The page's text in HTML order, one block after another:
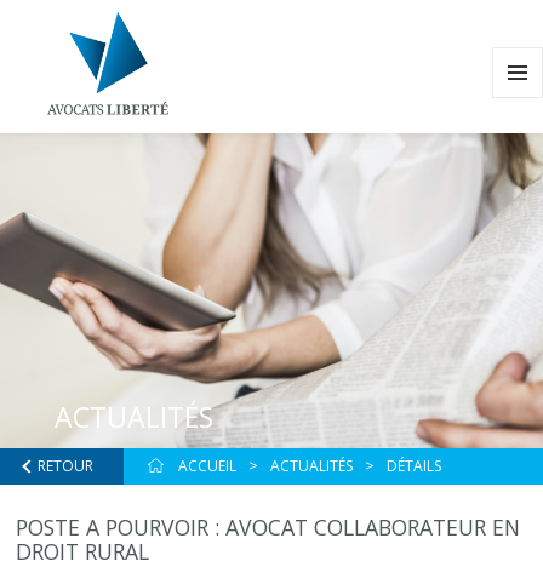
ACTUALITÉS
RETOUR ACCUEIL ACTUALITÉS DÉTAILS
POSTE A POURVOIR : AVOCAT COLLABORATEUR EN
DROIT RURAL